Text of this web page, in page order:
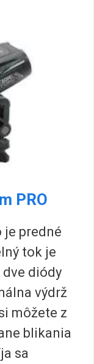
PRO
je predné
tok je
dve diódy
výdrž
môžete z
blikania
sa